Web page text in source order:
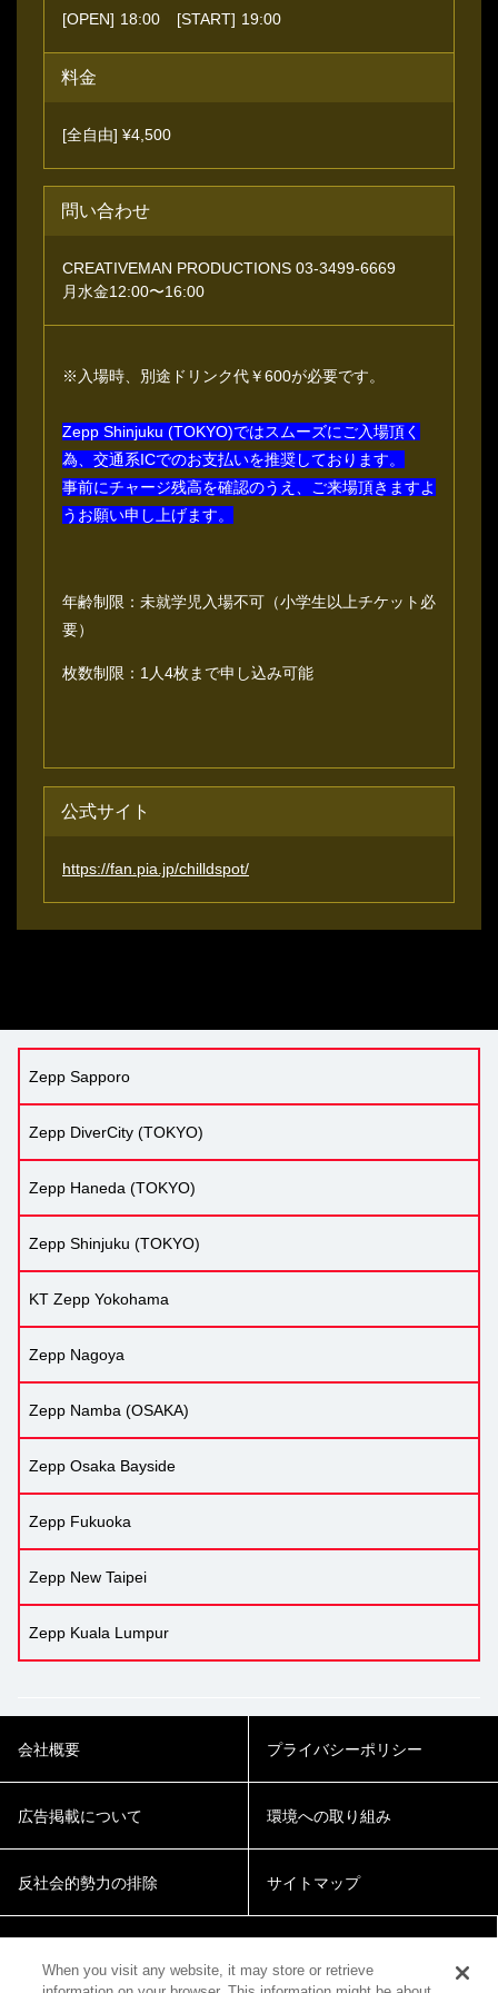
[OPEN] 18:00 [START] 19:00
料金
[全自由] ¥4,500
問い合わせ
CREATIVEMAN PRODUCTIONS 03-3499-6669
⽉⽔⾦12:00〜16:00
※入場時、別途ドリンク代￥600が必要です。
Zepp Shinjuku (TOKYO)ではスムーズにご入場頂く
為、交通系ICでのお支払いを推奨しております。
事前にチャージ残高を確認のうえ、ご来場頂きますよ
うお願い申し上げます。
年齢制限：未就学児入場不可（⼩学⽣以上チケット必
要）
枚数制限：1⼈4枚まで申し込み可能
公式サイト
https://fan.pia.jp/chilldspot/
Zepp Sapporo
Zepp DiverCity (TOKYO)
Zepp Haneda (TOKYO)
Zepp Shinjuku (TOKYO)
KT Zepp Yokohama
Zepp Nagoya
Zepp Namba (OSAKA)
Zepp Osaka Bayside
Zepp Fukuoka
Zepp New Taipei
Zepp Kuala Lumpur
会社概要 プライバシーポリシー
広告掲載について 環境への取り組み
反社会的勢力の排除 サイトマップ
When you visit any website, it may store or retrieve